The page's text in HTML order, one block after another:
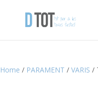
Home / PARAMENT / VARIS /